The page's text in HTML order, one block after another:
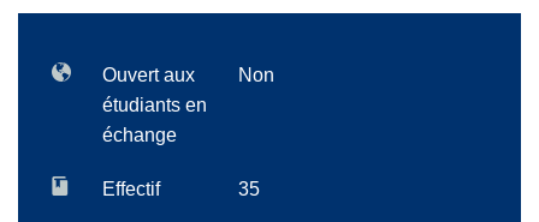
Ouvert aux
étudiants en
échange
Non
Effectif 35